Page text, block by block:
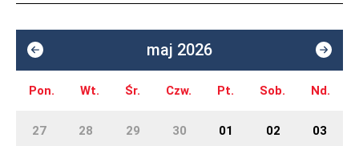
maj 2026
Pon. Wt. Śr. Czw. Pt. Sob. Nd.
27 28 29 30 01 02 03